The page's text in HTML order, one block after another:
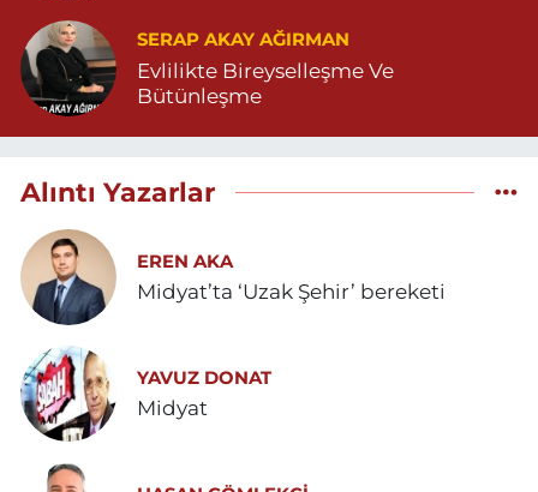
SERAP AKAY AĞIRMAN
Evlilikte Bireyselleşme Ve
Bütünleşme
Alıntı Yazarlar
EREN AKA
Midyat’ta ‘Uzak Şehir’ bereketi
YAVUZ DONAT
Midyat